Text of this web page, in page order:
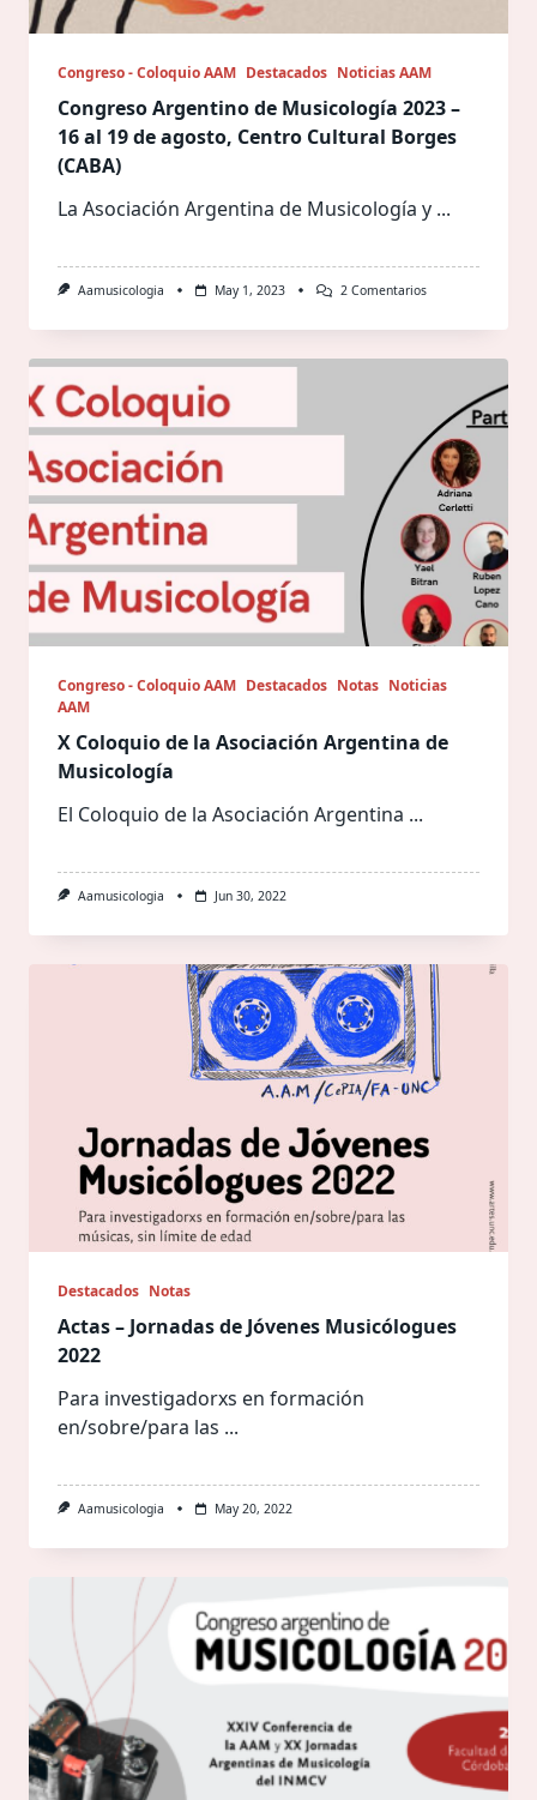
Congreso - Coloquio AAM Destacados Noticias AAM
Congreso Argentino de Musicología 2023 –
16 al 19 de agosto, Centro Cultural Borges
(CABA)
La Asociación Argentina de Musicología y ...
Aamusicologia May 1, 2023 2 ComentariosEn
Musicología
Al
19
De
Agosto,
Centro
Cultural
Borges
(CABA)
Congreso - Coloquio AAM Destacados Notas Noticias
AAM
X Coloquio de la Asociación Argentina de
Musicología
El Coloquio de la Asociación Argentina ...
Aamusicologia Jun 30, 2022
Destacados Notas
Actas – Jornadas de Jóvenes Musicólogues
2022
Para investigadorxs en formación
en/sobre/para las ...
Aamusicologia May 20, 2022